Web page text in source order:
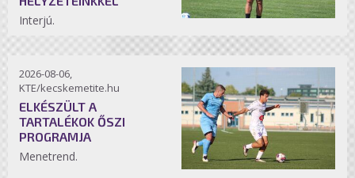
Interjú.
2026-08-06,
KTE/kecskemetite.hu
ELKÉSZÜLT A
TARTALÉKOK ŐSZI
PROGRAMJA
Menetrend.